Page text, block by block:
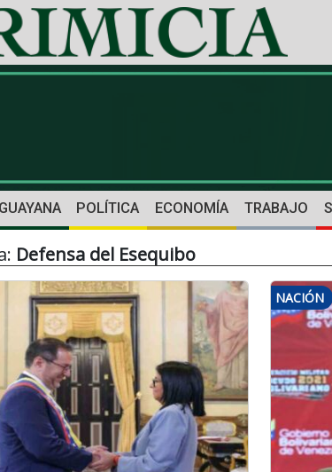
GUAYANA POLÍTICA ECONOMÍA TRABAJO
Defensa del Esequibo
NACIÓN